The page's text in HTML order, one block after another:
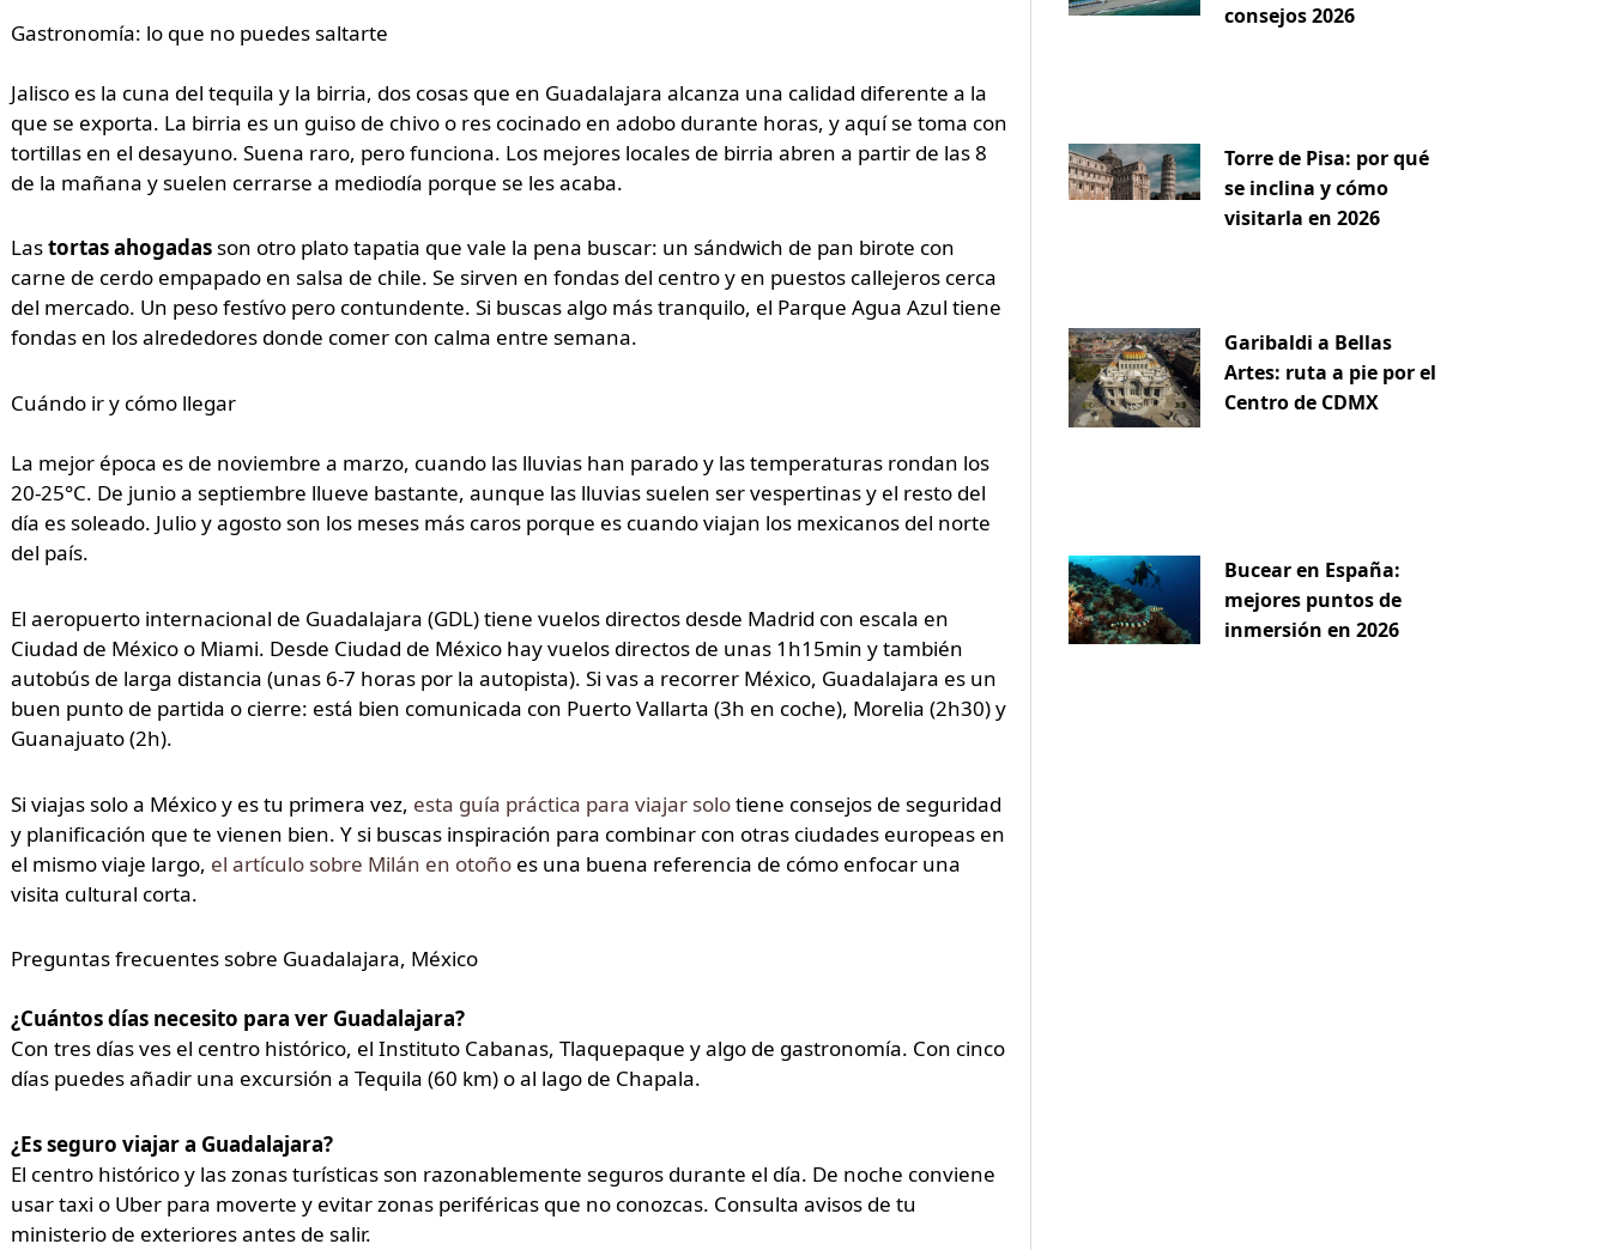
Gastronomía: lo que no puedes saltarte
Jalisco es la cuna del tequila y la birria, dos cosas que en Guadalajara alcanza una calidad diferente a la
que se exporta. La birria es un guiso de chivo o res cocinado en adobo durante horas, y aquí se toma con
tortillas en el desayuno. Suena raro, pero funciona. Los mejores locales de birria abren a partir de las 8
de la mañana y suelen cerrarse a mediodía porque se les acaba.
Lastortas ahogadasson otro plato tapatia que vale la pena buscar: un sándwich de pan birote con
carne de cerdo empapado en salsa de chile. Se sirven en fondas del centro y en puestos callejeros cerca
del mercado. Un peso festívo pero contundente. Si buscas algo más tranquilo, el Parque Agua Azul tiene
fondas en los alrededores donde comer con calma entre semana.
Cuándo ir y cómo llegar
La mejor época es de noviembre a marzo, cuando las lluvias han parado y las temperaturas rondan los
20-25°C. De junio a septiembre llueve bastante, aunque las lluvias suelen ser vespertinas y el resto del
día es soleado. Julio y agosto son los meses más caros porque es cuando viajan los mexicanos del norte
del país.
El aeropuerto internacional de Guadalajara (GDL) tiene vuelos directos desde Madrid con escala en
Ciudad de México o Miami. Desde Ciudad de México hay vuelos directos de unas 1h15min y también
autobús de larga distancia (unas 6-7 horas por la autopista). Si vas a recorrer México, Guadalajara es un
buen punto de partida o cierre: está bien comunicada con Puerto Vallarta (3h en coche), Morelia (2h30) y
Guanajuato (2h).
Si viajas solo a México y es tu primera vez, esta guía práctica para viajar solotiene consejos de seguridad
y planificación que te vienen bien. Y si buscas inspiración para combinar con otras ciudades europeas en
el mismo viaje largo, el artículo sobre Milán en otoñoes una buena referencia de cómo enfocar una
visita cultural corta.
Preguntas frecuentes sobre Guadalajara, México
¿Cuántos días necesito para ver Guadalajara?
Con tres días ves el centro histórico, el Instituto Cabanas, Tlaquepaque y algo de gastronomía. Con cinco
días puedes añadir una excursión a Tequila (60 km) o al lago de Chapala.
¿Es seguro viajar a Guadalajara?
El centro histórico y las zonas turísticas son razonablemente seguros durante el día. De noche conviene
usar taxi o Uber para moverte y evitar zonas periféricas que no conozcas. Consulta avisos de tu
ministerio de exteriores antes de salir.
consejos 2026
Torre de Pisa: por qué
se inclina y cómo
visitarla en 2026
Garibaldi a Bellas
Artes: ruta a pie por el
Centro de CDMX
Bucear en España:
mejores puntos de
inmersión en 2026